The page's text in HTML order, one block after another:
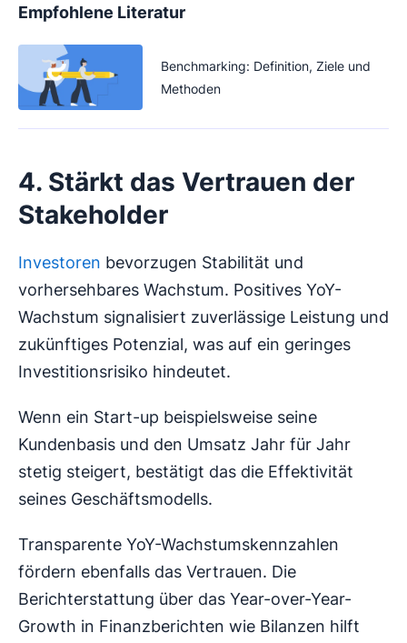
Empfohlene Literatur
Benchmarking: Definition, Ziele und
Methoden
4. Stärkt das Vertrauen der
Stakeholder
Investoren bevorzugen Stabilität und
vorhersehbares Wachstum. Positives YoY-
Wachstum signalisiert zuverlässige Leistung und
zukünftiges Potenzial, was auf ein geringes
Investitionsrisiko hindeutet.
Wenn ein Start-up beispielsweise seine
Kundenbasis und den Umsatz Jahr für Jahr
stetig steigert, bestätigt das die Effektivität
seines Geschäftsmodells.
Transparente YoY-Wachstumskennzahlen
fördern ebenfalls das Vertrauen. Die
Berichterstattung über das Year-over-Year-
Growth in Finanzberichten wie Bilanzen hilft